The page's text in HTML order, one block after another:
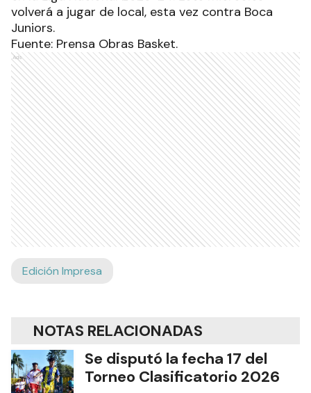
volverá a jugar de local, esta vez contra Boca
Juniors.
Fuente: Prensa Obras Basket.
Ads
Edición Impresa
NOTAS RELACIONADAS
Se disputó la fecha 17 del
Torneo Clasificatorio 2026